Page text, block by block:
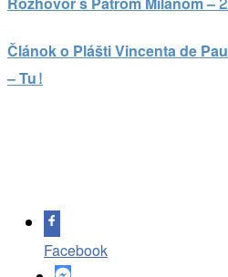
Článok o Plášti Vincenta de
– Tu!
Facebook